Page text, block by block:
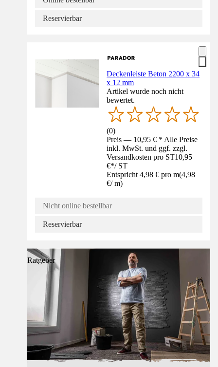
Reservierbar
Deckenleiste Beton 2200 x 34
x 12 mm
Artikel wurde noch nicht
bewertet.
(0)
Preis — 10,95 € * Alle Preise
inkl. MwSt. und ggf. zzgl.
Versandkosten pro ST10,95
€*/ ST
Entspricht 4,98 € pro m(4,98
€/ m)
Nicht online bestellbar
Reservierbar
Ratgeber